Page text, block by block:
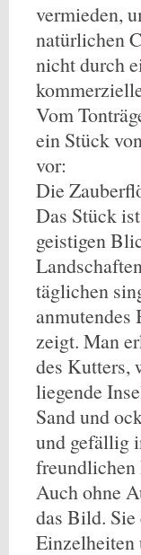
vermieden,
natürlichen
nicht durch
Vom
ein Stück
vor:
Die
Das Stück
geistigen
täglichen
anmutendes
zeigt. Man
des Kutters,
liegende
Sand und
und gefällig
freundlichen
Auch ohne
das Bild. Sie
Einzelheiten